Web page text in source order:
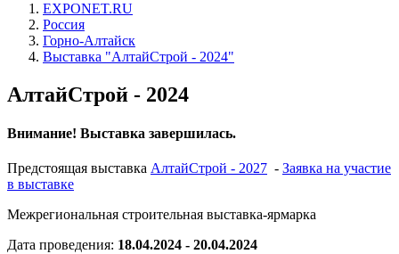
EXPONET.RU
Россия
Горно-Алтайск
Выставка "АлтайCтрой - 2024"
АлтайCтрой - 2024
Внимание! Выставка завершилась.
Предстоящая выставка АлтайСтрой - 2027 - Заявка на участие
в выставке
Межрегиональная строительная выставка-ярмарка
Дата проведения: 18.04.2024 - 20.04.2024